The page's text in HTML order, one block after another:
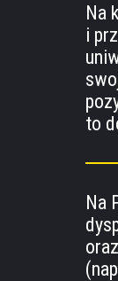
Na
i
to
Na